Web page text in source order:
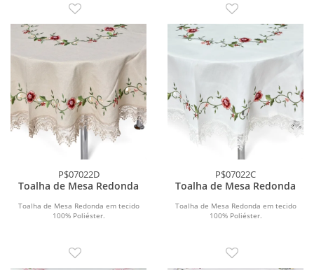
P$07022D
Toalha de Mesa Redonda
Toalha de Mesa Redonda em tecido
100% Poliéster.
P$07022C
Toalha de Mesa Redonda
Toalha de Mesa Redonda em tecido
100% Poliéster.